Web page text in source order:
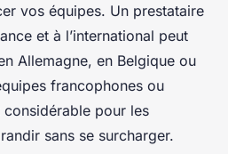
vos équipes. Un prestataire
et à l’international peut
Allemagne, en Belgique ou
francophones ou
pour les
sans se surcharger.